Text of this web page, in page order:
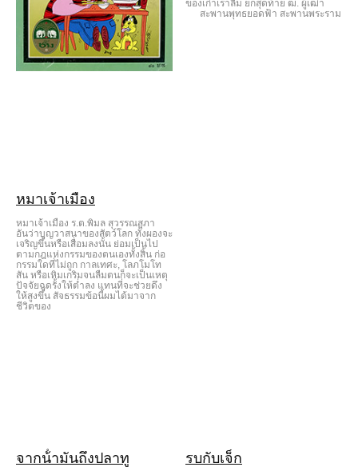
หมาเจ้าเมือง
หมาเจ้าเมือง ร.ต.พิมล สุวรรณสุภา
อันว่าบุญวาสนาของสัตว์โลก ทั้งผองจะ
เจริญขึ้นหรือเสื่อมลงนั้น ย่อมเป็นไป
ตามกฎแห่งกรรมของตนเองทั้งสิ้น ก่อ
กรรมใดที่ไม่ถูก กาลเทศะ, โลภโมโท
สัน หรือเหิมเกริมจนลืมตนก็จะเป็นเหตุ
ปัจจัยฉุดรั้งให้ต่ำลง แทนที่จะช่วยดึง
ให้สูงขึ้น สัจธรรมข้อนี้ผมได้มาจาก
ชีวิตของ
ของเก่าเราลืม ยกสุดท้าย ฒ. ผู้เฒ่า
สะพานพุทธยอดฟ้า สะพานพระราม
จากน้ํามันถึงปลาทู รบกับเจ็ก